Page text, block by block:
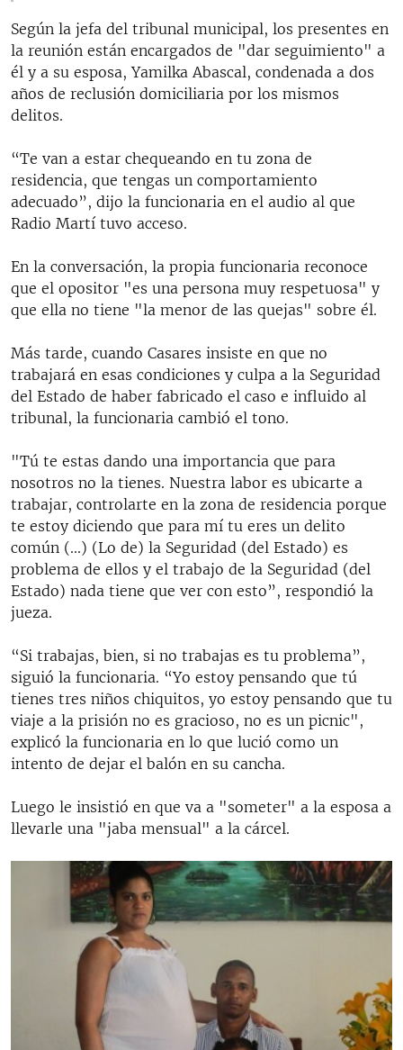
Según la jefa del tribunal municipal, los presentes en
la reunión están encargados de "dar seguimiento" a
él y a su esposa, Yamilka Abascal, condenada a dos
años de reclusión domiciliaria por los mismos
delitos.
“Te van a estar chequeando en tu zona de
residencia, que tengas un comportamiento
adecuado”, dijo la funcionaria en el audio al que
Radio Martí tuvo acceso.
En la conversación, la propia funcionaria reconoce
que el opositor "es una persona muy respetuosa" y
que ella no tiene "la menor de las quejas" sobre él.
Más tarde, cuando Casares insiste en que no
trabajará en esas condiciones y culpa a la Seguridad
del Estado de haber fabricado el caso e influido al
tribunal, la funcionaria cambió el tono.
"Tú te estas dando una importancia que para
nosotros no la tienes. Nuestra labor es ubicarte a
trabajar, controlarte en la zona de residencia porque
te estoy diciendo que para mí tu eres un delito
común (...) (Lo de) la Seguridad (del Estado) es
problema de ellos y el trabajo de la Seguridad (del
Estado) nada tiene que ver con esto”, respondió la
jueza.
“Si trabajas, bien, si no trabajas es tu problema”,
siguió la funcionaria. “Yo estoy pensando que tú
tienes tres niños chiquitos, yo estoy pensando que tu
viaje a la prisión no es gracioso, no es un picnic",
explicó la funcionaria en lo que lució como un
intento de dejar el balón en su cancha.
Luego le insistió en que va a "someter" a la esposa a
llevarle una "jaba mensual" a la cárcel.